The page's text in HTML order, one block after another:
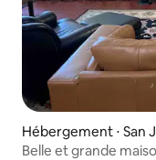
Hébergement ⋅ San
Belle et grande